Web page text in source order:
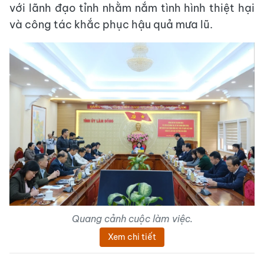
với lãnh đạo tỉnh nhằm nắm tình hình thiệt hại
và công tác khắc phục hậu quả mưa lũ.
Quang cảnh cuộc làm việc.
Xem chi tiết